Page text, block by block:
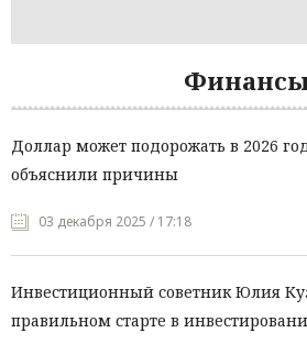
Доллар может подорожать в 2026
объяснили причины
03 декабря 2025 / 17:18
Инвестиционный советник Юлия
правильном старте в